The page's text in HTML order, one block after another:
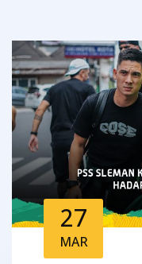
27
MAR